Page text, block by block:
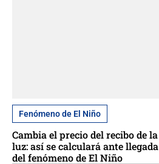
Fenómeno de El Niño
Cambia el precio del recibo de la
luz: así se calculará ante llegada
del fenómeno de El Niño